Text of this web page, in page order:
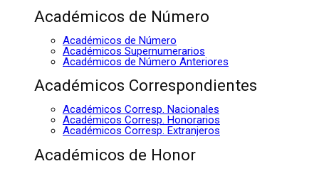
Académicos de Número
Académicos de Número
Académicos Supernumerarios
Académicos de Número Anteriores
Académicos Correspondientes
Académicos Corresp. Nacionales
Académicos Corresp. Honorarios
Académicos Corresp. Extranjeros
Académicos de Honor